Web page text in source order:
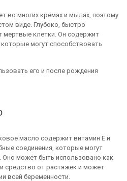
во многих кремах и мылах, поэтому
виде. Глубоко, быстро
мертвые клетки. Он содержит
могут способствовать
его и после рождения
масло содержит витамин Е и
соединения, которые могут
Оно может быть использовано как
средство от растяжек и может
всей беременности.